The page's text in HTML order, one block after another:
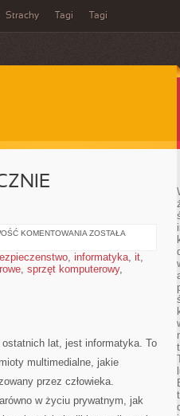
Strachy Tagi Tagi
KOMENTOWANIA W
MOŻEMY
ZNACZNIE
ZWIĘKSZYĆ
ZOSTAŁA
, informatyka, it,
, sprzęt komputerowy,
lat, jest informatyka. To
multimedialne, jakie
przez człowieka.
w życiu prywatnym, jak